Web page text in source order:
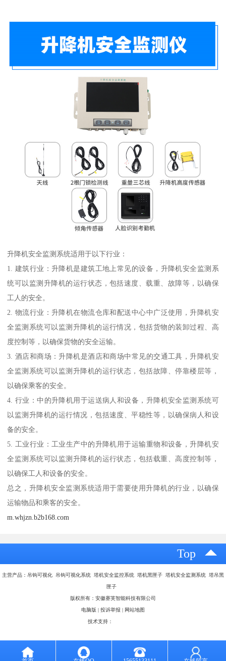
升降机安全监测系统适用于以下行业：
1. 建筑行业：升降机是建筑工地上常见的设备，升降机安全监测系
统可以监测升降机的运行状态，包括速度、载重、故障等，以确保
工人的安全。
2. 物流行业：升降机在物流仓库和配送中心中广泛使用，升降机安
全监测系统可以监测升降机的运行情况，包括货物的装卸过程、高
度控制等，以确保货物的安全运输。
3. 酒店和商场：升降机是酒店和商场中常见的交通工具，升降机安
全监测系统可以监测升降机的运行状态，包括故障、停靠楼层等，
以确保乘客的安全。
4. 行业：中的升降机用于运送病人和设备，升降机安全监测系统可
以监测升降机的运行情况，包括速度、平稳性等，以确保病人和设
备的安全。
5. 工业行业：工业生产中的升降机用于运输重物和设备，升降机安
全监测系统可以监测升降机的运行状态，包括载重、高度控制等，
以确保工人和设备的安全。
总之，升降机安全监测系统适用于需要使用升降机的行业，以确保
运输物品和乘客的安全。
m.whjzn.b2b168.com
Top
主营产品：吊钩可视化 吊钩可视化系统 塔机安全监控系统 塔机黑匣子 塔机安全监测系统 塔吊黑
匣子
版权所有：安徽赛芙智能科技有限公司
电脑版 投诉举报 网站地图
技术支持：